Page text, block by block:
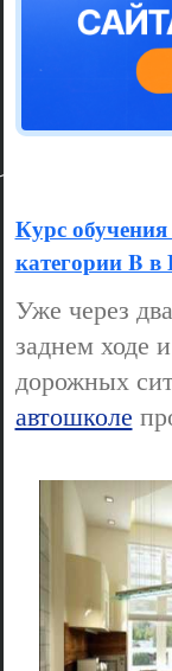
Курс
категории B
Уже через
заднем ходе
дорожных
автошколе